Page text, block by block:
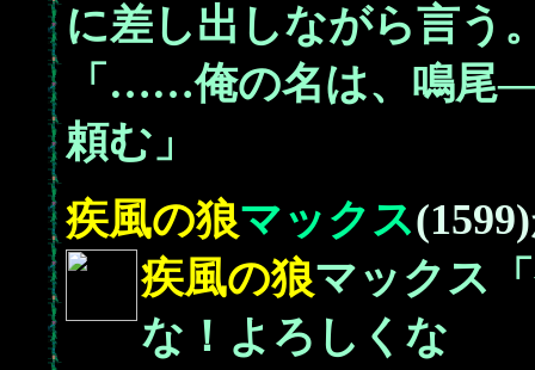
に差し出しながら言う
「……俺の名は、鳴尾
頼む」
疾風の狼マックス(1599)
疾風の狼マックス
な！よろしくな